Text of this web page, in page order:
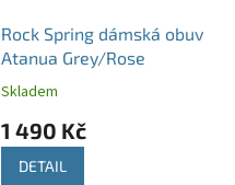
Rock Spring dámská obuv
Atanua Grey/Rose
Skladem
1 490 Kč
DETAIL